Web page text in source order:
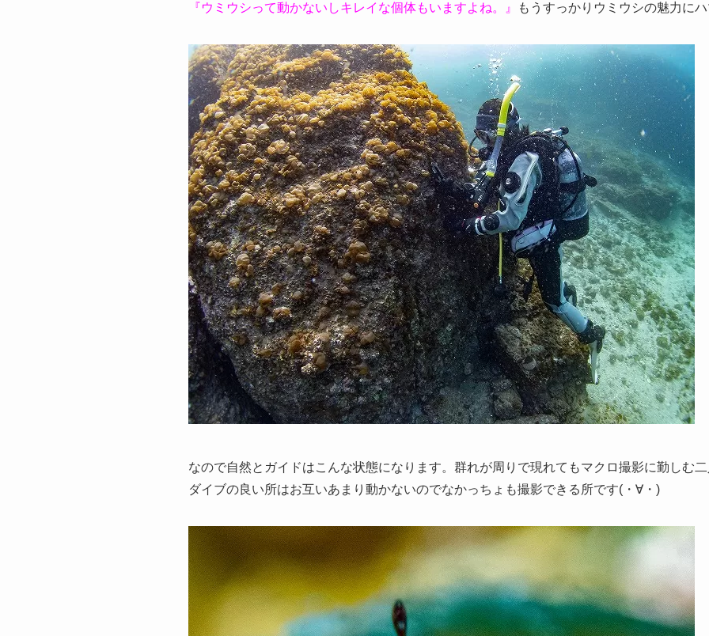
『ウミウシって動かないしキレイな個体もいますよね。』 もうすっかりウミウシの魅力に
なので自然とガイドはこんな状態になります。群れが周りで現れてもマクロ撮影に勤しむ
ダイブの良い所はお互いあまり動かないのでなかっちょも撮影できる所です(・∀・)